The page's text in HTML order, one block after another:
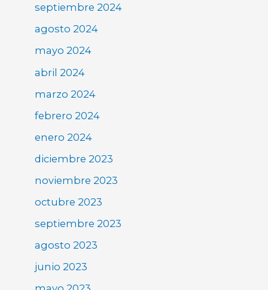
septiembre 2024
agosto 2024
mayo 2024
abril 2024
marzo 2024
febrero 2024
enero 2024
diciembre 2023
noviembre 2023
octubre 2023
septiembre 2023
agosto 2023
junio 2023